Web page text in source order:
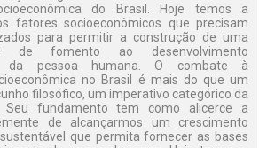
do Brasil. Hoje temos a
fatores socioeconômicos que precisam
para permitir a construção de uma
de fomento ao desenvolvimento
da pessoa humana. O combate à
no Brasil é mais do que um
filosófico, um imperativo categórico da
Seu fundamento tem como alicerce a
de alcançarmos um crescimento
que permita fornecer as bases